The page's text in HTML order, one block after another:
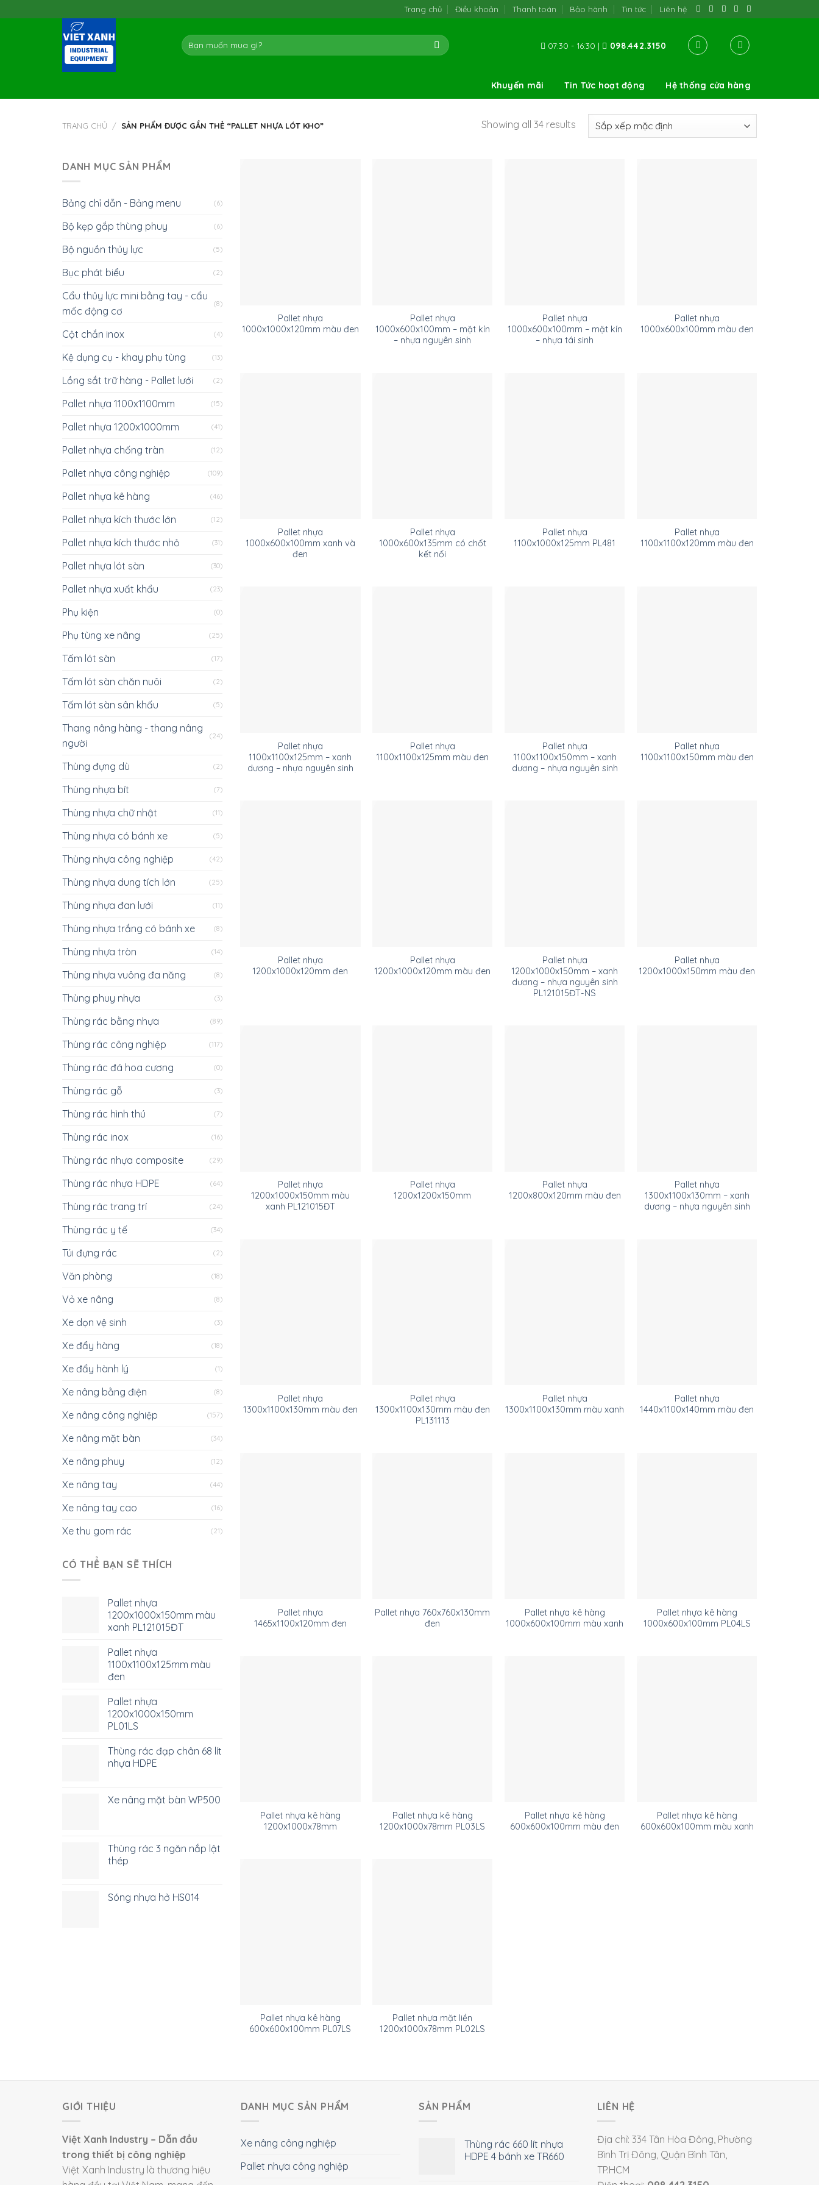
to
Trang chủ Điều khoản Thanh toán Bảo hành Tin tức Liên hệ
Tìm
kiếm:
07:30 - 16:30 | 098.442.3150
Khuyến mãi Tin Tức hoạt động Hệ thống cửa hàng
TRANG CHỦ / SẢN PHẨM ĐƯỢC GẮN THẺ “PALLET NHỰA LÓT KHO” Showing all 34 results
DANH MỤC SẢN PHẨM
Bảng chỉ dẫn - Bảng menu (6)
Bộ kẹp gắp thùng phuy (6)
Bộ nguồn thủy lực (5)
Bục phát biểu (2)
Cẩu thủy lực mini bằng tay - cẩu
mốc động cơ
(8)
Cột chắn inox (4)
Kệ dụng cụ - khay phụ tùng (13)
Lồng sắt trữ hàng - Pallet lưới (2)
Pallet nhựa 1100x1100mm (15)
Pallet nhựa 1200x1000mm (41)
Pallet nhựa chống tràn (12)
Pallet nhựa công nghiệp (109)
Pallet nhựa kê hàng (46)
Pallet nhựa kích thước lớn (12)
Pallet nhựa kích thước nhỏ (31)
Pallet nhựa lót sàn (30)
Pallet nhựa xuất khẩu (23)
Phụ kiện (0)
Phụ tùng xe nâng (25)
Tấm lót sàn (17)
Tấm lót sàn chăn nuôi (2)
Tấm lót sàn sân khấu (5)
Thang nâng hàng - thang nâng
người
(24)
Thùng đựng dù (2)
Thùng nhựa bít (7)
Thùng nhựa chữ nhật (11)
Thùng nhựa có bánh xe (5)
Thùng nhựa công nghiệp (42)
Thùng nhựa dung tích lớn (25)
Thùng nhựa đan lưới (11)
Thùng nhựa trắng có bánh xe (8)
Thùng nhựa tròn (14)
Thùng nhựa vuông đa năng (8)
Thùng phuy nhựa (3)
Thùng rác bằng nhựa (89)
Thùng rác công nghiệp (117)
Thùng rác đá hoa cương (0)
Thùng rác gỗ (3)
Thùng rác hình thú (7)
Thùng rác inox (16)
Thùng rác nhựa composite (29)
Thùng rác nhựa HDPE (64)
Thùng rác trang trí (24)
Thùng rác y tế (34)
Túi đựng rác (2)
Văn phòng (18)
Vỏ xe nâng (8)
Xe dọn vệ sinh (3)
Xe đẩy hàng (18)
Xe đẩy hành lý (1)
Xe nâng bằng điện (8)
Xe nâng công nghiệp (157)
Xe nâng mặt bàn (34)
Xe nâng phuy (12)
Xe nâng tay (44)
Xe nâng tay cao (16)
Xe thu gom rác (21)
CÓ THỂ BẠN SẼ THÍCH
Pallet nhựa
1200x1000x150mm màu
xanh PL121015ĐT
Pallet nhựa
1100x1100x125mm màu
đen
Pallet nhựa
1200x1000x150mm
PL01LS
Thùng rác đạp chân 68 lít
nhựa HDPE
Xe nâng mặt bàn WP500
Thùng rác 3 ngăn nắp lật
thép
Sóng nhựa hở HS014
Pallet nhựa
1000x1000x120mm màu đen
Pallet nhựa
1000x600x100mm – mặt kín
– nhựa nguyên sinh
Pallet nhựa
1000x600x100mm – mặt kín
– nhựa tái sinh
Pallet nhựa
1000x600x100mm màu đen
Pallet nhựa
1000x600x100mm xanh và
đen
Pallet nhựa
1000x600x135mm có chốt
kết nối
Pallet nhựa
1100x1000x125mm PL481
Pallet nhựa
1100x1100x120mm màu đen
Pallet nhựa
1100x1100x125mm – xanh
dương – nhựa nguyên sinh
Pallet nhựa
1100x1100x125mm màu đen
Pallet nhựa
1100x1100x150mm – xanh
dương – nhựa nguyên sinh
Pallet nhựa
1100x1100x150mm màu đen
Pallet nhựa
1200x1000x120mm đen
Pallet nhựa
1200x1000x120mm màu đen
Pallet nhựa
1200x1000x150mm – xanh
dương – nhựa nguyên sinh
PL121015ĐT-NS
Pallet nhựa
1200x1000x150mm màu đen
Pallet nhựa
1200x1000x150mm màu
xanh PL121015ĐT
Pallet nhựa
1200x1200x150mm
Pallet nhựa
1200x800x120mm màu đen
Pallet nhựa
1300x1100x130mm – xanh
dương – nhựa nguyên sinh
Pallet nhựa
1300x1100x130mm màu đen
Pallet nhựa
1300x1100x130mm màu đen
PL131113
Pallet nhựa
1300x1100x130mm màu xanh
Pallet nhựa
1440x1100x140mm màu đen
Pallet nhựa
1465x1100x120mm đen
Pallet nhựa 760x760x130mm
đen
Pallet nhựa kê hàng
1000x600x100mm màu xanh
Pallet nhựa kê hàng
1000x600x100mm PL04LS
Pallet nhựa kê hàng
1200x1000x78mm
Pallet nhựa kê hàng
1200x1000x78mm PL03LS
Pallet nhựa kê hàng
600x600x100mm màu đen
Pallet nhựa kê hàng
600x600x100mm màu xanh
Pallet nhựa kê hàng
600x600x100mm PL07LS
Pallet nhựa mặt liền
1200x1000x78mm PL02LS
GIỚI THIỆU
Việt Xanh Industry – Dẫn đầu
trong thiết bị công nghiệp
Việt Xanh Industry là thương hiệu
DANH MỤC SẢN PHẨM
Xe nâng công nghiệp
Pallet nhựa công nghiệp
SẢN PHẨM
Thùng rác 660 lít nhựa
HDPE 4 bánh xe TR660
LIÊN HỆ
Địa chỉ: 334 Tân Hòa Đông, Phường
Bình Trị Đông, Quận Bình Tân,
TP.HCM